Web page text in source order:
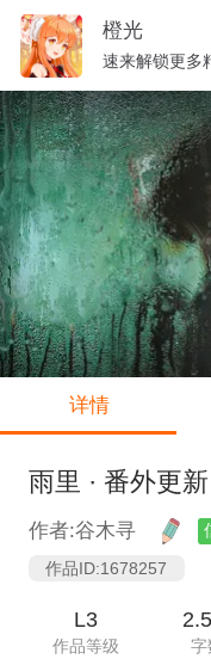
详情
雨里 · 番外更新
作者:谷木寻
作品ID:1678257
L3
作品等级 字
橙光
速来解锁更多